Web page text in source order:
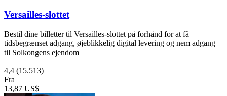
Versailles-slottet
Bestil dine billetter til Versailles-slottet på forhånd for at få
tidsbegrænset adgang, øjeblikkelig digital levering og nem adgang
til Solkongens ejendom
4,4 (15.513)
Fra
13,87 US$